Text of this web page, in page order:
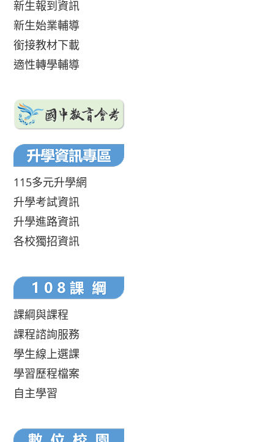
新生報到資訊
新生始業輔導
銜接教材下載
適性轉學輔導
115多元升學網
升學考試資訊
升學進路資訊
各校獨招資訊
課綱與課程
課程諮詢服務
學生線上選課
學習歷程檔案
自主學習